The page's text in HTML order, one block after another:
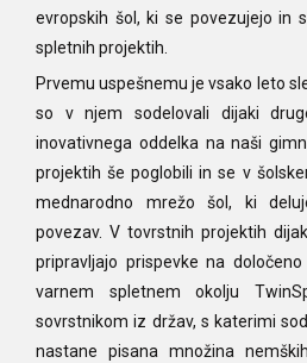
evropskih šol, ki se povezujejo in
spletnih projektih.
Prvemu uspešnemu je vsako leto
so v njem sodelovali dijaki
inovativnega oddelka na naši
projektih še poglobili in se v
mednarodno mrežo šol, ki
povezav. V tovrstnih projektih
pripravljajo prispevke na
varnem spletnem okolju
sovrstnikom iz držav, s katerimi
nastane pisana množina